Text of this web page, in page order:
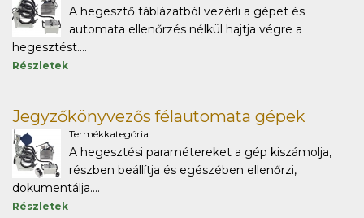
A hegesztő táblázatból vezérli a gépet és
automata ellenőrzés nélkül hajtja végre a
hegesztést....
Részletek
Jegyzőkönyvezős félautomata gépek
Termékkategória
A hegesztési paramétereket a gép kiszámolja,
részben beállítja és egészében ellenőrzi,
dokumentálja....
Részletek